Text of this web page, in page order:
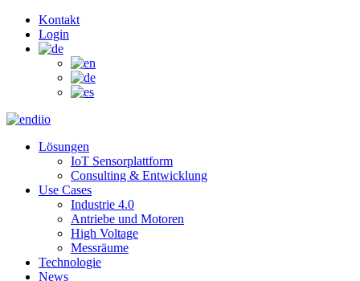
Kontakt
Login
Lösungen
IoT Sensorplattform
Consulting & Entwicklung
Use Cases
Industrie 4.0
Antriebe und Motoren
High Voltage
Messräume
Technologie
News